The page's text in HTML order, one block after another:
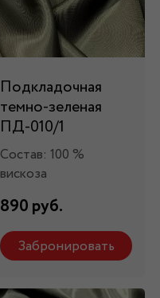
Подкладочная
темно-зеленая
ПД-010/1
Состав: 100 %
вискоза
890 руб.
Забронировать